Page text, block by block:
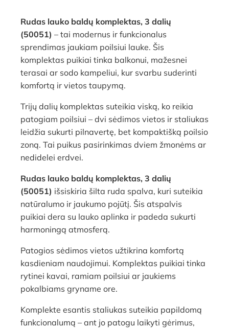
Rudas lauko baldų komplektas, 3 dalių
(50051) – tai modernus ir funkcionalus
sprendimas jaukiam poilsiui lauke. Šis
komplektas puikiai tinka balkonui, mažesnei
terasai ar sodo kampeliui, kur svarbu suderinti
komfortą ir vietos taupymą.
Trijų dalių komplektas suteikia viską, ko reikia
patogiam poilsiui – dvi sėdimos vietos ir staliukas
leidžia sukurti pilnavertę, bet kompaktišką poilsio
zoną. Tai puikus pasirinkimas dviem žmonėms ar
nedidelei erdvei.
Rudas lauko baldų komplektas, 3 dalių
(50051) išsiskiria šilta ruda spalva, kuri suteikia
natūralumo ir jaukumo pojūtį. Šis atspalvis
puikiai dera su lauko aplinka ir padeda sukurti
harmoningą atmosferą.
Patogios sėdimos vietos užtikrina komfortą
kasdieniam naudojimui. Komplektas puikiai tinka
rytinei kavai, ramiam poilsiui ar jaukiems
pokalbiams gryname ore.
Komplekte esantis staliukas suteikia papildomą
funkcionalumą – ant jo patogu laikyti gėrimus,